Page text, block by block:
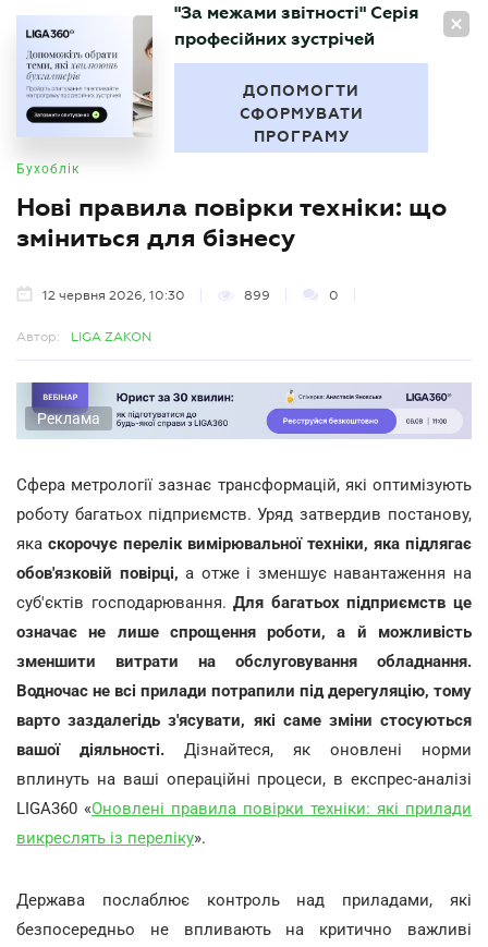
UA
БУХГАЛТЕР
"За межами звітності" Серія
професійних зустрічей
ДОПОМОГТИ
СФОРМУВАТИ
ПРОГРАМУ
Бухоблік
Нові правила повірки техніки: що
зміниться для бізнесу
12 червня 2026, 10:30 899 0
Автор: LIGA ZAKON
Реклама
Сфера метрології зазнає трансформацій, які оптимізують
роботу багатьох підприємств. Уряд затвердив постанову,
яка скорочує перелік вимірювальної техніки, яка підлягає
обов'язковій повірці,а отже і зменшує навантаження на
суб'єктів господарювання.Для багатьох підприємств це
означає не лише спрощення роботи, а й можливість
зменшити витрати на обслуговування обладнання.
Водночас не всі прилади потрапили під дерегуляцію, тому
варто заздалегідь з'ясувати, які саме зміни стосуються
вашої діяльності.
Дізнайтеся, як оновлені норми
вплинуть на ваші операційні процеси, в експрес-аналізі
LIGA360 «Оновлені правила повірки техніки: які прилади
викреслять із переліку».
Держава послаблює контроль над приладами, які
безпосередньо не впливають на критично важливі